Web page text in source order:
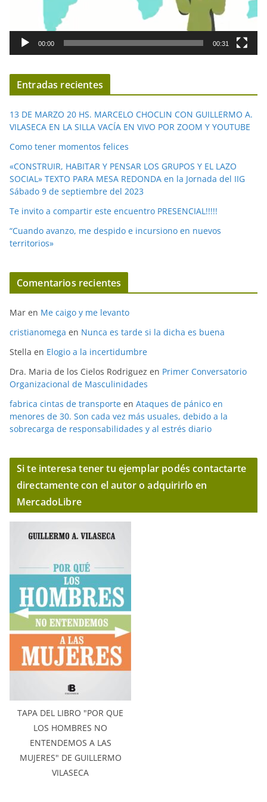
d
í
d
o
00:00 00:31
Entradas recientes
13 DE MARZO 20 HS. MARCELO CHOCLIN CON GUILLERMO A.
VILASECA EN LA SILLA VACÍA EN VIVO POR ZOOM Y YOUTUBE
Como tener momentos felices
«CONSTRUIR, HABITAR Y PENSAR LOS GRUPOS Y EL LAZO
SOCIAL» TEXTO PARA MESA REDONDA en la Jornada del IIG
Sábado 9 de septiembre del 2023
Te invito a compartir este encuentro PRESENCIAL!!!!!
“Cuando avanzo, me despido e incursiono en nuevos
territorios»
Comentarios recientes
Mar en Me caigo y me levanto
cristianomega en Nunca es tarde si la dicha es buena
Stella en Elogio a la incertidumbre
Dra. Maria de los Cielos Rodriguez en Primer Conversatorio
Organizacional de Masculinidades
fabrica cintas de transporte en Ataques de pánico en
menores de 30. Son cada vez más usuales, debido a la
sobrecarga de responsabilidades y al estrés diario
Si te interesa tener tu ejemplar podés contactarte
directamente con el autor o adquirirlo en
MercadoLibre
TAPA DEL LIBRO "POR QUE
LOS HOMBRES NO
ENTENDEMOS A LAS
MUJERES" DE GUILLERMO
VILASECA